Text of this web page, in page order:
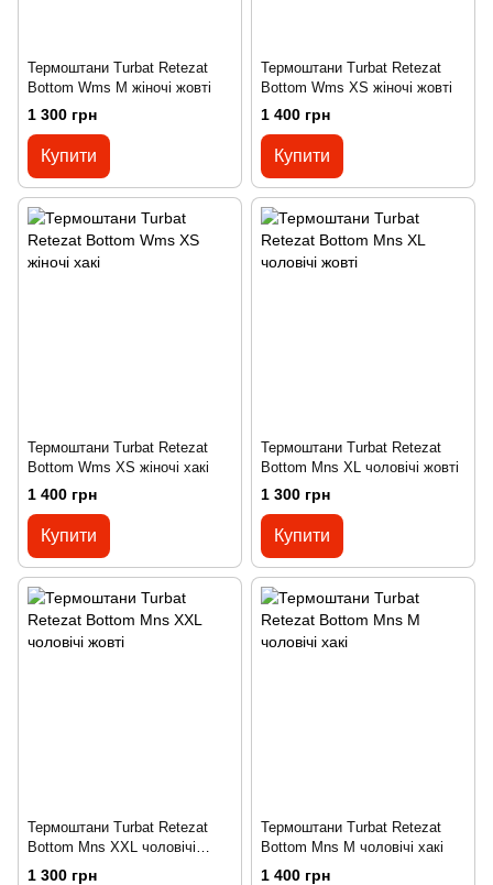
Термоштани Turbat Retezat
Bottom Wms M жіночі жовті
1 300 грн
Купити
Термоштани Turbat Retezat
Bottom Wms XS жіночі жовті
1 400 грн
Купити
Термоштани Turbat Retezat
Bottom Wms XS жіночі хакі
1 400 грн
Купити
Термоштани Turbat Retezat
Bottom Mns XL чоловічі жовті
1 300 грн
Купити
Термоштани Turbat Retezat
Bottom Mns XXL чоловічі
жовті
1 300 грн
Термоштани Turbat Retezat
Bottom Mns M чоловічі хакі
1 400 грн